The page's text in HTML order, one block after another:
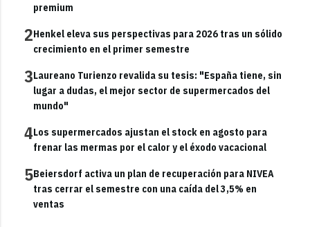
premium
2Henkel eleva sus perspectivas para 2026 tras un sólido
crecimiento en el primer semestre
3Laureano Turienzo revalida su tesis: "España tiene, sin
lugar a dudas, el mejor sector de supermercados del
mundo"
4Los supermercados ajustan el stock en agosto para
frenar las mermas por el calor y el éxodo vacacional
5Beiersdorf activa un plan de recuperación para NIVEA
tras cerrar el semestre con una caída del 3,5% en
ventas